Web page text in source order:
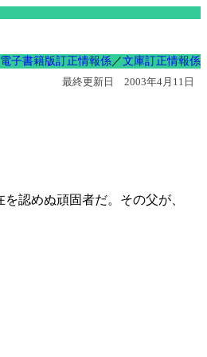
電子書籍版訂正情報係／文庫訂正情報係